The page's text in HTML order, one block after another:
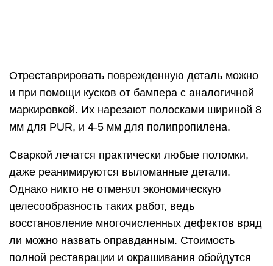
дороже нового буфера.
Виды повреждений бампера
Различным повреждениям подвержен и
передний бампер, и задний. В зависимости от
степени поврежденности следует выбирать тот
или иной метод восстановления лопнувшего
бампера. Повреждения бывают следующих
типов: